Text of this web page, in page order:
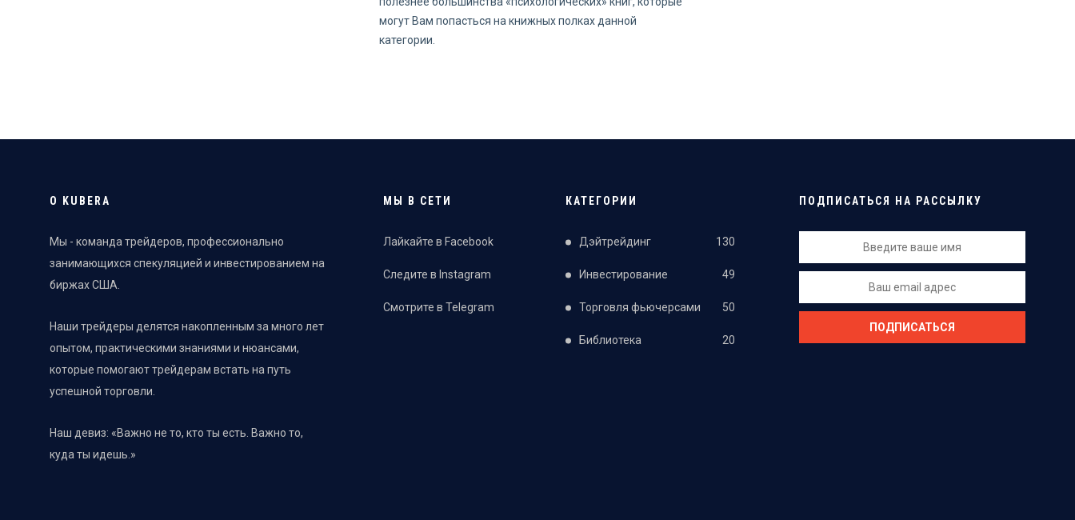
могут Вам попасться на книжных полках данной
категории.
О KUBERA
Мы - команда трейдеров, профессионально
занимающихся спекуляцией и инвестированием на
биржах США.
Наши трейдеры делятся накопленным за много лет
опытом, практическими знаниями и нюансами,
которые помогают трейдерам встать на путь
успешной торговли.
Наш девиз: «Важно не то, кто ты есть. Важно то,
куда ты идешь.»
МЫ В СЕТИ
Лайкайте в Facebook
Следите в Instagram
Смотрите в Telegram
КАТЕГОРИИ
Дэйтрейдинг 130
Инвестирование 49
Торговля фьючерсами 50
Библиотека 20
ПОДПИСАТЬСЯ НА РАССЫЛКУ